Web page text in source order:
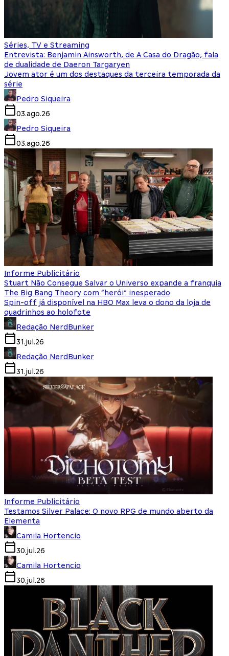
Séries, TV e Streaming
Entrevista: Benjamin Ainsworth, de A Casa do Dragão, fala
de dualidade de Daeron Targaryen
Jovem ator é um dos destaques da terceira temporada da
série
Pedro Siqueira
03.ago.26
Pedro Siqueira
03.ago.26
Informe Publicitário
Stuart Não Consegue Salvar o Universo expande a franquia
The Big Bang Theory com “herói” inesperado
Spin-off já disponível na HBO Max leva o dono da loja de
quadrinhos ao holofote
Redação NerdBunker
31.jul.26
Redação NerdBunker
31.jul.26
Informe Publicitário
Testamos Silver Palace: O novo RPG de mundo aberto da
Elementa
Camila Hortencio
30.jul.26
Camila Hortencio
30.jul.26